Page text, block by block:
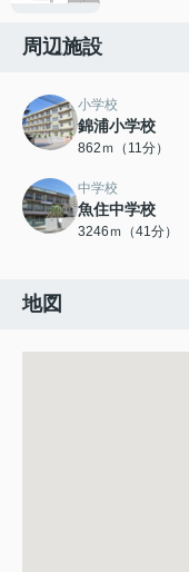
周辺施設
小学校
錦浦小学校
862ｍ（11分）
中学校
魚住中学校
3246ｍ（41分）
地図